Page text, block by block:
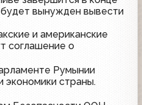
вынужден вывести
и американские
соглашение о
Румынии
экономики страны.